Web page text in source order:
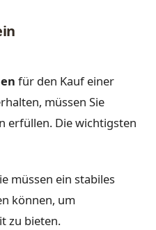
für den Kauf einer
müssen Sie
erfüllen. Die wichtigsten
müssen ein stabiles
können, um
zu bieten.